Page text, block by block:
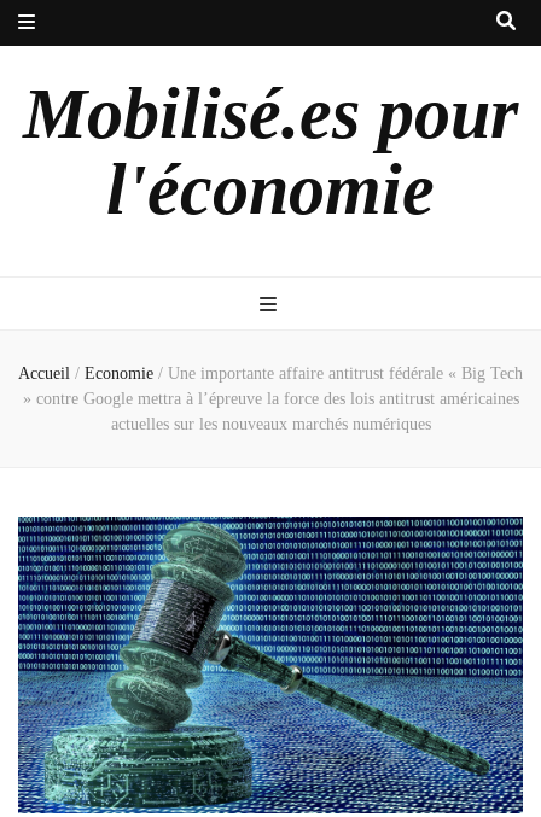
Mobilisé.es pour
l'économie
Accueil / Economie / Une importante affaire antitrust fédérale « Big Tech
» contre Google mettra à l’épreuve la force des lois antitrust américaines
actuelles sur les nouveaux marchés numériques